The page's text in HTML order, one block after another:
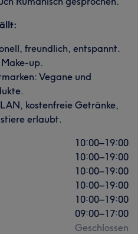
freundlich, entspannt.
up.
Vegane und
kostenfreie Getränke,
erlaubt.
10:00–19:00
10:00–19:00
10:00–19:00
10:00–19:00
10:00–19:00
09:00–17:00
Geschlossen